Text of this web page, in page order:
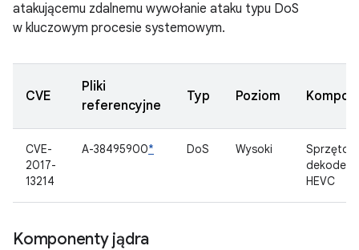
atakującemu zdalnemu wywołanie ataku typu DoS
w kluczowym procesie systemowym.
CVE
Pliki
referencyjne
Typ Poziom
CVE-
2017-
13214
A-38495900* DoS Wysoki
dekoder
HEVC
Komponenty jądra